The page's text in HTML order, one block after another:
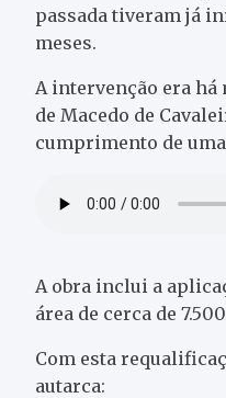
passada tiveram já
meses.
A intervenção era há
de Macedo de
cumprimento de
A obra inclui a
área de cerca de
Com esta
autarca: